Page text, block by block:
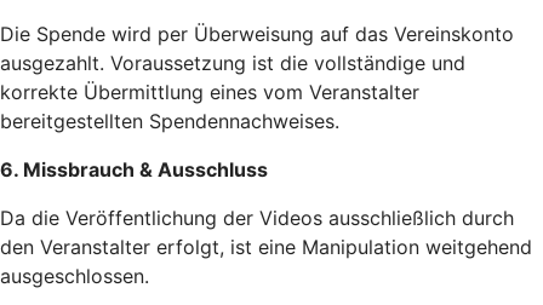
Die Spende wird per Überweisung auf das Vereinskonto
ausgezahlt. Voraussetzung ist die vollständige und
korrekte Übermittlung eines vom Veranstalter
bereitgestellten Spendennachweises.
6. Missbrauch & Ausschluss
Da die Veröffentlichung der Videos ausschließlich durch
den Veranstalter erfolgt, ist eine Manipulation weitgehend
ausgeschlossen.